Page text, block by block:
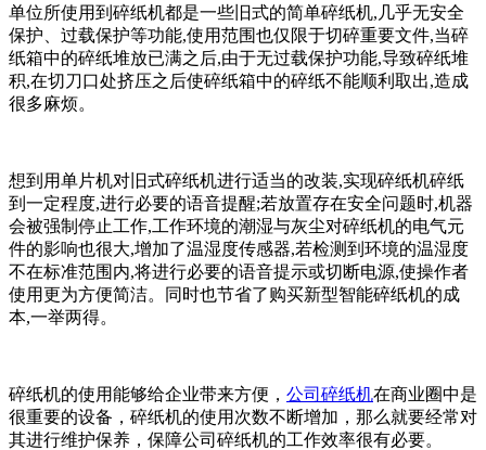
单位所使用到碎纸机都是一些旧式的简单碎纸机,几乎无安全
保护、过载保护等功能,使用范围也仅限于切碎重要文件,当碎
纸箱中的碎纸堆放已满之后,由于无过载保护功能,导致碎纸堆
积,在切刀口处挤压之后使碎纸箱中的碎纸不能顺利取出,造成
很多麻烦。
想到用单片机对旧式碎纸机进行适当的改装,实现碎纸机碎纸
到一定程度,进行必要的语音提醒;若放置存在安全问题时,机器
会被强制停止工作,工作环境的潮湿与灰尘对碎纸机的电气元
件的影响也很大,增加了温湿度传感器,若检测到环境的温湿度
不在标准范围内,将进行必要的语音提示或切断电源,使操作者
使用更为方便简洁。同时也节省了购买新型智能碎纸机的成
本,一举两得。
碎纸机的使用能够给企业带来方便， 公司碎纸机在商业圈中是
很重要的设备，碎纸机的使用次数不断增加，那么就要经常对
其进行维护保养，保障公司碎纸机的工作效率很有必要。